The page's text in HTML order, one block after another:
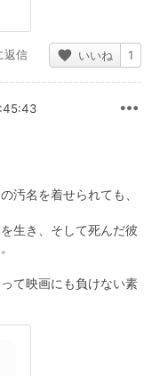
返信 いいね 1
汚名を着せられても、
生き、そして死んだ彼
て映画にも負けない素